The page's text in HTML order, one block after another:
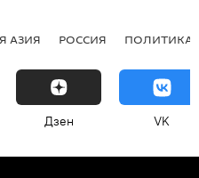
АЗИЯ РОССИЯ ПОЛИТИКА
Дзен VK